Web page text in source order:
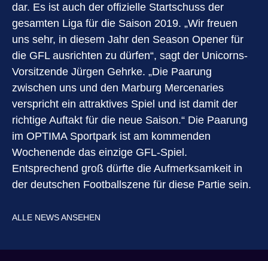
dar. Es ist auch der offizielle Startschuss der
gesamten Liga für die Saison 2019. „Wir freuen
uns sehr, in diesem Jahr den Season Opener für
die GFL ausrichten zu dürfen“, sagt der Unicorns-
Vorsitzende Jürgen Gehrke. „Die Paarung
zwischen uns und den Marburg Mercenaries
verspricht ein attraktives Spiel und ist damit der
richtige Auftakt für die neue Saison.“ Die Paarung
im OPTIMA Sportpark ist am kommenden
Wochenende das einzige GFL-Spiel.
Entsprechend groß dürfte die Aufmerksamkeit in
der deutschen Footballszene für diese Partie sein.
ALLE NEWS ANSEHEN